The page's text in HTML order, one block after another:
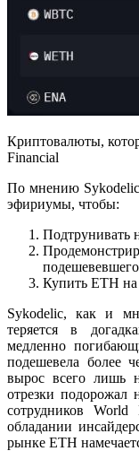
Криптовалюты,
Financial
По мнению
эфириумы, чтобы:
Подтрунивать
Купить ETH на
Sykodelic, как и
теряется в
медленно
подешевела более
вырос всего лишь
отрезки подорожал
сотрудников
обладании
рынке ETH